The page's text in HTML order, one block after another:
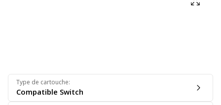
Type de cartouche:
Compatible Switch